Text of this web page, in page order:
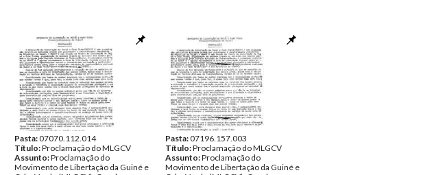
Pasta:07070.112.014
Título:Proclamação do MLGCV
Assunto:Proclamação do
Movimento de Libertação da Guiné e
Pasta:07196.157.003
Título:Proclamação do MLGCV
Assunto:Proclamação do
Movimento de Libertação da Guiné e